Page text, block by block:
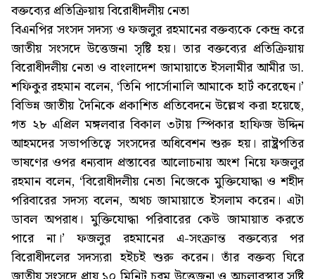
বক্তব্যের প্রতিক্রিয়ায় বিরোধীদলীয় নেতা
বিএনপির সংসদ সদস্য ও ফজলুর রহমানের বক্তব্যকে কেন্দ্র করে
জাতীয় সংসদে উত্তেজনা সৃষ্টি হয়। তার বক্তব্যের প্রতিক্রিয়ায়
বিরোধীদলীয় নেতা ও বাংলাদেশ জামায়াতে ইসলামীর আমীর ডা.
শফিকুর রহমান বলেন, ‘তিনি পার্সোনালি আমাকে হার্ট করেছেন।’
বিভিন্ন জাতীয় দৈনিকে প্রকাশিত প্রতিবেদনে উল্লেখ করা হয়েছে,
গত ২৮ এপ্রিল মঙ্গলবার বিকাল ৩টায় স্পিকার হাফিজ উদ্দিন
আহমদের সভাপতিত্বে সংসদের অধিবেশন শুরু হয়। রাষ্ট্রপতির
ভাষণের ওপর ধন্যবাদ প্রস্তাবের আলোচনায় অংশ নিয়ে ফজলুর
রহমান বলেন, ‘বিরোধীদলীয় নেতা নিজেকে মুক্তিযোদ্ধা ও শহীদ
পরিবারের সদস্য বলেন, অথচ জামায়াতে ইসলাম করেন। এটা
ডাবল অপরাধ। মুক্তিযোদ্ধা পরিবারের কেউ জামায়াত করতে
পারে না।’ ফজলুর রহমানের এ-সংক্রান্ত বক্তব্যের পর
বিরোধীদলের সদস্যরা হইচই শুরু করেন। তাঁর বক্তব্য ঘিরে